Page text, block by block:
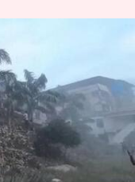
ढही,
की